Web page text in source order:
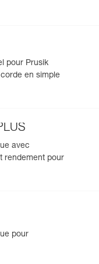
pour Prusik
en simple
avec
rendement pour
pour